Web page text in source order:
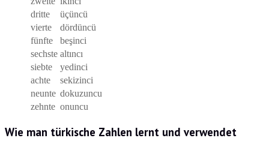
dritte
üçüncü
vierte
dördüncü
fünfte
beşinci
sechste altıncı
siebte
yedinci
achte
sekizinci
neunte dokuzuncu
zehnte onuncu
Wie man türkische Zahlen lernt und verwendet